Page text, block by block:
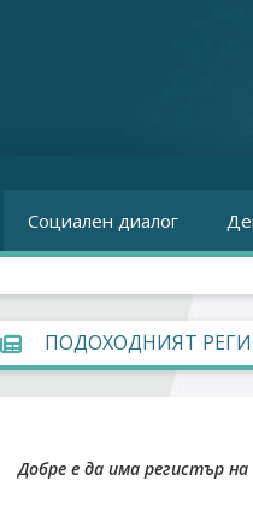
Социален диалог
ПОДОХОДНИЯТ
Добре е да има регистър